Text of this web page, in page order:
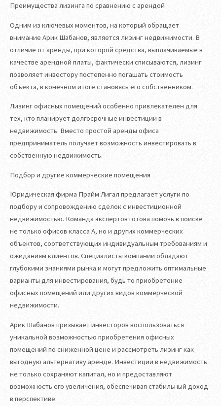
Преимущества лизинга по сравнению с арендой
Одним из ключевых моментов, на который обращает
внимание Арик Шабанов, является лизинг недвижимости. В
отличие от аренды, при которой средства, выплачиваемые в
качестве арендной платы, фактически списываются, лизинг
позволяет инвестору постепенно погашать стоимость
объекта, в конечном итоге становясь его собственником.
Лизинг офисных помещений особенно привлекателен для
тех, кто планирует долгосрочные инвестиции в
недвижимость. Вместо простой аренды офиса
предприниматель получает возможность инвестировать в
собственную недвижимость.
Подбор и другие коммерческие помещения
Юридическая фирма Прайм Лигал предлагает услуги по
подбору и сопровождению сделок с инвестиционной
недвижимостью. Команда экспертов готова помочь в поиске
не только офисов класса А, но и других коммерческих
объектов, соответствующих индивидуальным требованиям и
ожиданиям клиентов. Специалисты компании обладают
глубокими знаниями рынка и могут предложить оптимальные
варианты для инвестирования, будь то приобретение
офисных помещений или других видов коммерческой
недвижимости.
Арик Шабанов призывает инвесторов воспользоваться
уникальной возможностью приобретения офисных
помещений по сниженной цене и рассмотреть лизинг как
выгодную альтернативу аренде. Инвестиции в недвижимость
не только сохраняют капитал, но и предоставляют
возможность его увеличения, обеспечивая стабильный доход
в перспективе.